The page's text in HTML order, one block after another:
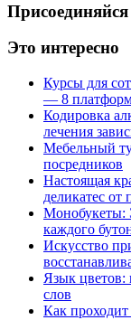
Это интересно
Курсы для
— 8
Кодировка
лечения
Мебельный
посредников
Настоящая
деликатес от
Монобукеты:
каждого
Искусство
Язык цветов:
слов
Как проходит